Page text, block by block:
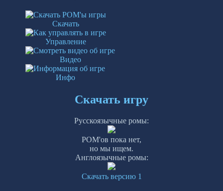
Скачать
Управление
Видео
Инфо
Скачать игру
Русскоязычные ромы:
РОМ'ов пока нет,
но мы ищем.
Англоязычные ромы:
Скачать версию 1